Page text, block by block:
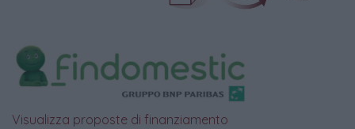
Visualizza proposte di finanziamento